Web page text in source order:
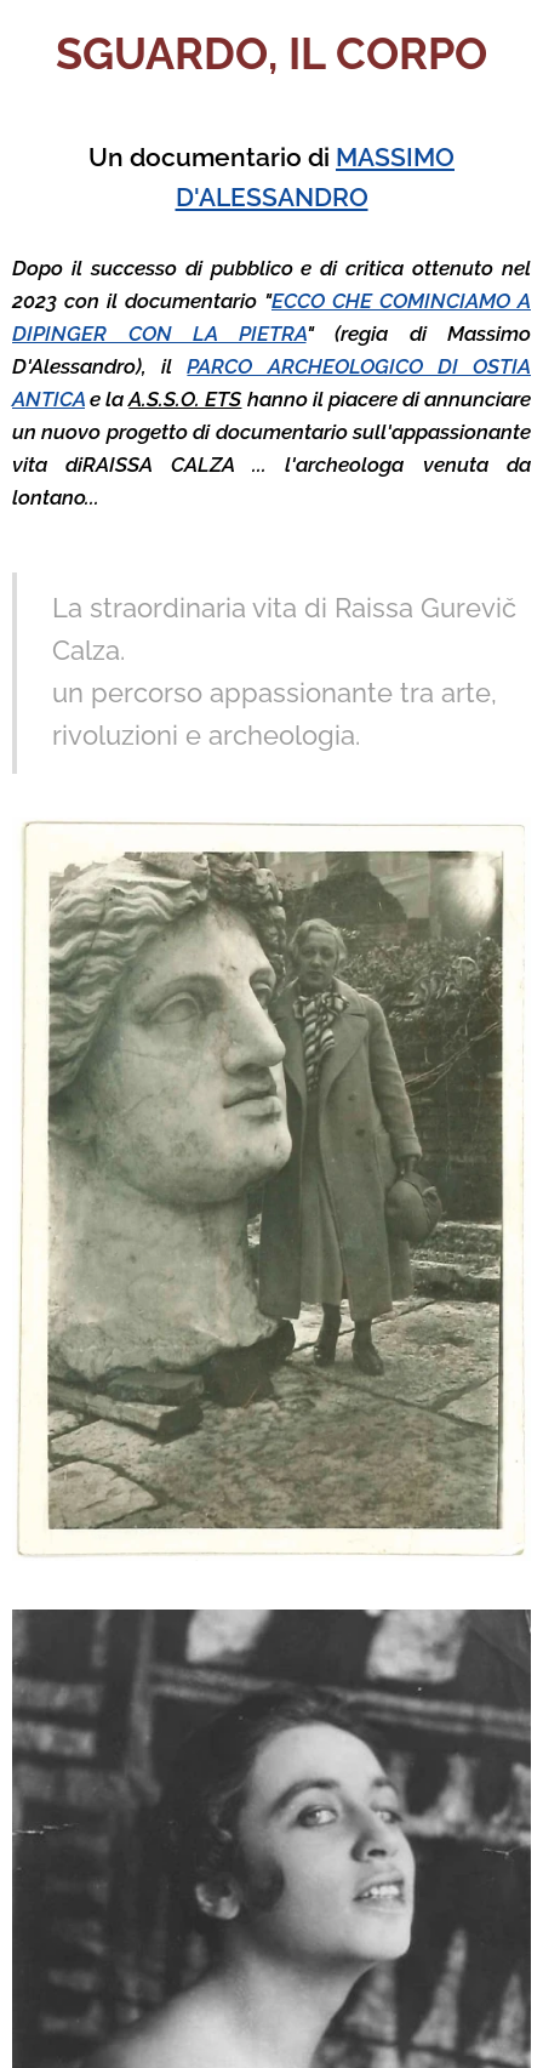
SGUARDO, IL CORPO
Un documentario di MASSIMO
D'ALESSANDRO
Dopo il successo di pubblico e di critica ottenuto nel
2023 con il documentario "ECCO CHE COMINCIAMO A
DIPINGER CON LA PIETRA" (regia di Massimo
D'Alessandro), ilPARCO ARCHEOLOGICO DI OSTIA
ANTICA e laA.S.S.O. ETS hanno il piacere di annunciare
un nuovo progetto di documentario sull'appassionante
vita diRAISSA CALZA ... l'archeologa venuta da
lontano...
La straordinaria vita di Raissa Gurevič
Calza.
un percorso appassionante tra arte,
rivoluzioni e archeologia.